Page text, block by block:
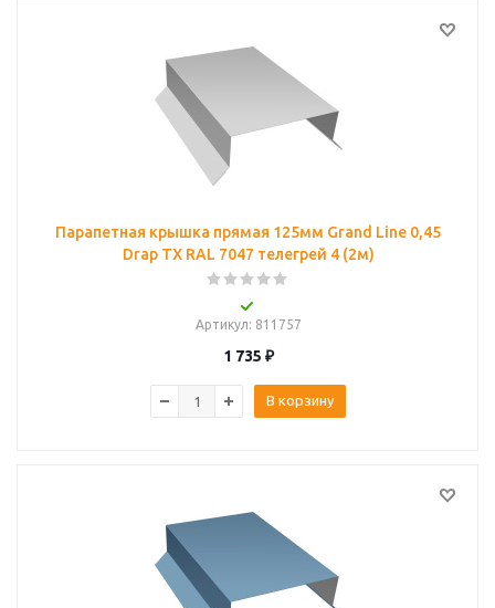
Парапетная крышка прямая 125мм Grand Line 0,45
Drap ТХ RAL 7047 телегрей 4 (2м)
Артикул: 811757
1 735 ₽
В корзину